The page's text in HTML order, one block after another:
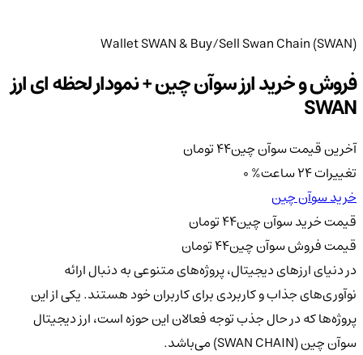
Wallet SWAN & Buy/Sell Swan Chain (SWAN)
فروش و خرید ارز سوآن چین + نمودار لحظه ای ارز
SWAN
آخرین قیمت سوآن چین44تومان
تغییرات 24 ساعت
0%
خرید سوآن چین
قیمت خرید سوآن چین44تومان
قیمت فروش سوآن چین44تومان
در دنیای ارزهای دیجیتال، پروژه‌های متنوعی به دنبال ارائه
نوآوری‌های جذاب و کاربردی برای کاربران خود هستند. یکی از این
پروژه‌ها که در حال جذب توجه فعالان این حوزه است، ارز دیجیتال
سوآن چین (SWAN CHAIN) می‌باشد.